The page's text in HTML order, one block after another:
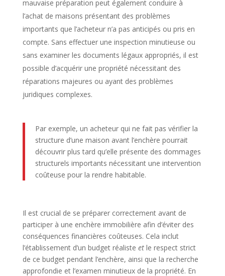
mauvaise préparation peut également conduire à
l’achat de maisons présentant des problèmes
importants que l’acheteur n’a pas anticipés ou pris en
compte. Sans effectuer une inspection minutieuse ou
sans examiner les documents légaux appropriés, il est
possible d’acquérir une propriété nécessitant des
réparations majeures ou ayant des problèmes
juridiques complexes.
Par exemple, un acheteur qui ne fait pas vérifier la
structure d’une maison avant l’enchère pourrait
découvrir plus tard qu’elle présente des dommages
structurels importants nécessitant une intervention
coûteuse pour la rendre habitable.
Il est crucial de se préparer correctement avant de
participer à une enchère immobilière afin d’éviter des
conséquences financières coûteuses. Cela inclut
l’établissement d’un budget réaliste etle respect strict
de ce budget pendant l’enchère, ainsi que la recherche
approfondie et l’examen minutieux de la propriété. En